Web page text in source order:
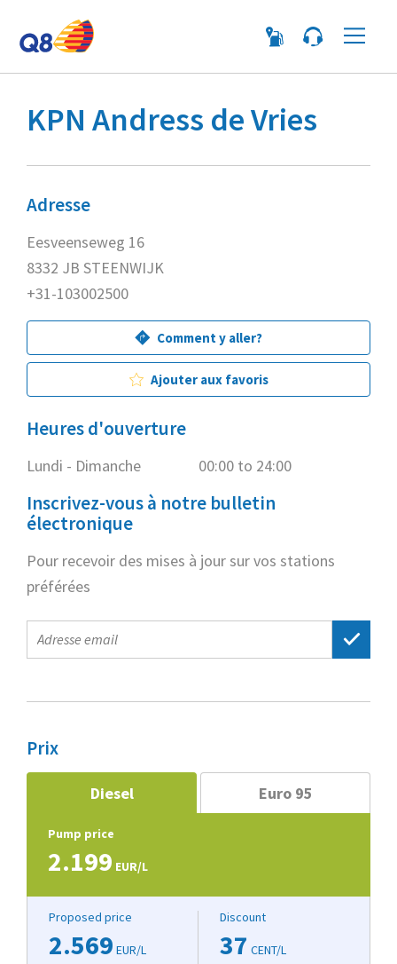
KPN Andress de Vries
Adresse
Eesveenseweg 16
8332 JB STEENWIJK
+31-103002500
Comment y aller?
Ajouter aux favoris
Heures d'ouverture
Lundi - Dimanche 00:00 to 24:00
Inscrivez-vous à notre bulletin
électronique
Pour recevoir des mises à jour sur vos stations
préférées
E-
mail
Prix
Diesel Euro 95
Pump price
2.199 EUR/L
Proposed price
2.569 EUR/L
Discount
37 CENT/L